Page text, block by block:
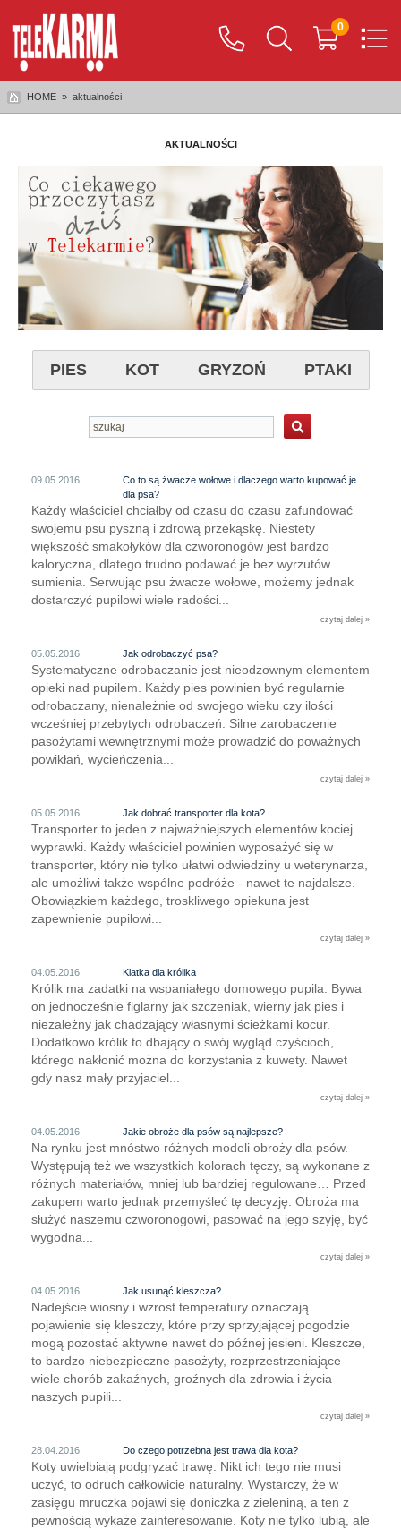
0
HOME » aktualności
AKTUALNOŚCI
PIES KOT GRYZOŃ PTAKI
09.05.2016
Co to są żwacze wołowe i dlaczego warto kupować je
dla psa?
Każdy właściciel chciałby od czasu do czasu zafundować
swojemu psu pyszną i zdrową przekąskę. Niestety
większość smakołyków dla czworonogów jest bardzo
kaloryczna, dlatego trudno podawać je bez wyrzutów
sumienia. Serwując psu żwacze wołowe, możemy jednak
dostarczyć pupilowi wiele radości...
czytaj dalej »
05.05.2016 Jak odrobaczyć psa?
Systematyczne odrobaczanie jest nieodzownym elementem
opieki nad pupilem. Każdy pies powinien być regularnie
odrobaczany, nienależnie od swojego wieku czy ilości
wcześniej przebytych odrobaczeń. Silne zarobaczenie
pasożytami wewnętrznymi może prowadzić do poważnych
powikłań, wycieńczenia...
czytaj dalej »
05.05.2016 Jak dobrać transporter dla kota?
Transporter to jeden z najważniejszych elementów kociej
wyprawki. Każdy właściciel powinien wyposażyć się w
transporter, który nie tylko ułatwi odwiedziny u weterynarza,
ale umożliwi także wspólne podróże - nawet te najdalsze.
Obowiązkiem każdego, troskliwego opiekuna jest
zapewnienie pupilowi...
czytaj dalej »
04.05.2016 Klatka dla królika
Królik ma zadatki na wspaniałego domowego pupila. Bywa
on jednocześnie figlarny jak szczeniak, wierny jak pies i
niezależny jak chadzający własnymi ścieżkami kocur.
Dodatkowo królik to dbający o swój wygląd czyścioch,
którego nakłonić można do korzystania z kuwety. Nawet
gdy nasz mały przyjaciel...
czytaj dalej »
04.05.2016 Jakie obroże dla psów są najlepsze?
Na rynku jest mnóstwo różnych modeli obroży dla psów.
Występują też we wszystkich kolorach tęczy, są wykonane z
różnych materiałów, mniej lub bardziej regulowane… Przed
zakupem warto jednak przemyśleć tę decyzję. Obroża ma
służyć naszemu czworonogowi, pasować na jego szyję, być
wygodna...
czytaj dalej »
04.05.2016 Jak usunąć kleszcza?
Nadejście wiosny i wzrost temperatury oznaczają
pojawienie się kleszczy, które przy sprzyjającej pogodzie
mogą pozostać aktywne nawet do późnej jesieni. Kleszcze,
to bardzo niebezpieczne pasożyty, rozprzestrzeniające
wiele chorób zakaźnych, groźnych dla zdrowia i życia
naszych pupili...
czytaj dalej »
28.04.2016 Do czego potrzebna jest trawa dla kota?
Koty uwielbiają podgryzać trawę. Nikt ich tego nie musi
uczyć, to odruch całkowicie naturalny. Wystarczy, że w
zasięgu mruczka pojawi się doniczka z zieleniną, a ten z
pewnością wykaże zainteresowanie. Koty nie tylko lubią, ale